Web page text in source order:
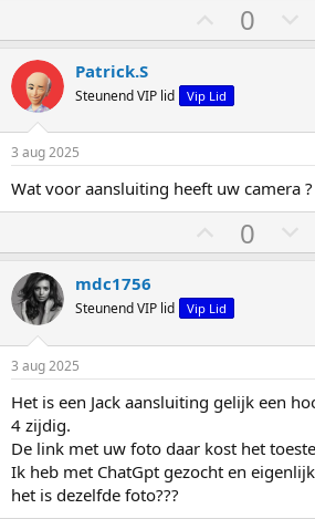
t
m
o
h
o
g
0
t
l
Patrick.S
Steunend VIP lid Vip Lid
3 aug 2025
Wat voor aansluiting heeft uw camera ?
t
m
o
h
o
o
g
0
t
l
mdc1756
Steunend VIP lid Vip Lid
3 aug 2025
Het is een Jack aansluiting gelijk een
4 zijdig.
De link met uw foto daar kost het
Ik heb met ChatGpt gezocht en
het is dezelfde foto???